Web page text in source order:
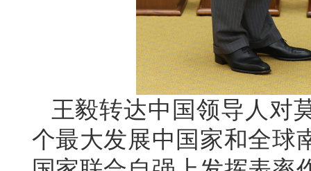
王毅转达中国领导人对
个最大发展中国家和全球